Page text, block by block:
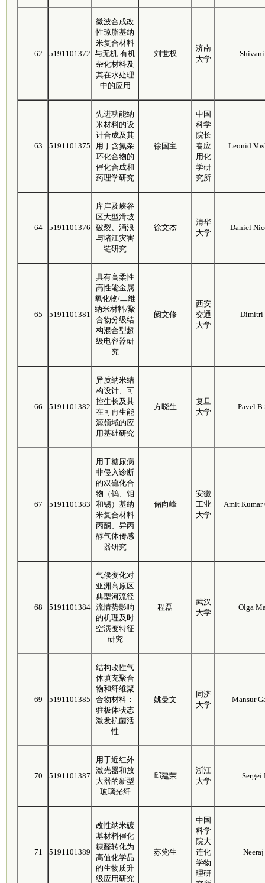
62 5191101372
微波合成改
性琼脂基纳
米复合材料
与无机-有机
杂化材料及
其在水处理
中的应用
刘世权
济南
大学
63 5191101375
先进功能纳
米材料的设
计合成及其
用于含氮杂
环化合物的
催化合成和
药理学研究
徐国宝
中国
科学
院长
春应
用化
学研
究所
Leonid
64 5191101376
库岸及峡谷
区大型滑坡
破裂、涌浪
与堵江灾害
链研究
徐文杰
清华
大学
Daniel
65 5191101381
具有高柔性
高性能金属
氧化物/二维
纳米材料/聚
合物分级结
构混合型超
级电容器研
究
阙文修
西安
交通
大学
Dimitri
66 5191101382
异质纳米结
构设计、可
控生长及其
在可再生能
源领域的应
用基础研究
方晓生
复旦
大学
Pavel B
67 5191101383
用于糖尿病
非侵入诊断
的双硫化合
物（钨、钼
和锡）基纳
米复合材料
丙酮、异丙
醇气体传感
器研究
储向峰
安徽
工业
大学
Amit Kumar
68 5191101384
气候变化对
亚洲高原区
典型河流径
流情势影响
的机理及时
空演变特征
研究
程磊
武汉
大学
Olga
69 5191101385
结构改性气
体填充聚合
物和纤维聚
合物材料：
驻极体状态
激发抗菌活
性
姚曼文
同济
大学
Mansur
70 5191101387
用于近红外
激光器和放
大器的新型
玻璃光纤
邱建荣
浙江
大学
Sergei
71 5191101389
改性纳米碳
基材料催化
糠醛转化为
高值化学品
的生物质升
级应用研究
苏党生
中国
科学
院大
连化
学物
理研